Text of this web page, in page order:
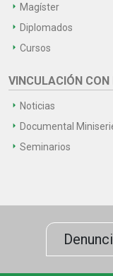
Magíster
Diplomados
Cursos
VINCULACIÓN CON
Noticias
Documental
Seminarios